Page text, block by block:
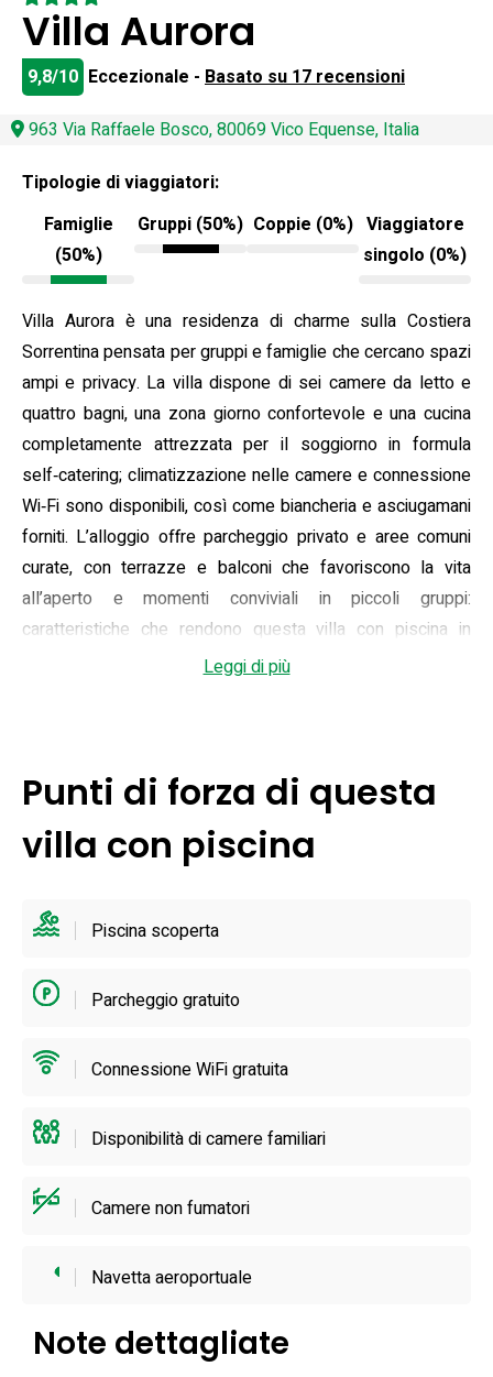
Villa Aurora
9,8/10 Eccezionale - Basato su 17 recensioni
963 Via Raffaele Bosco, 80069 Vico Equense, Italia
Tipologie di viaggiatori:
Famiglie
(50%)
Gruppi (50%) Coppie (0%) Viaggiatore
singolo (0%)
Villa Aurora è una residenza di charme sulla Costiera
Sorrentina pensata per gruppi e famiglie che cercano spazi
ampi e privacy. La villa dispone di sei camere da letto e
quattro bagni, una zona giorno confortevole e una cucina
completamente attrezzata per il soggiorno in formula
self‑catering; climatizzazione nelle camere e connessione
Wi‑Fi sono disponibili, così come biancheria e asciugamani
forniti. L’alloggio offre parcheggio privato e aree comuni
curate, con terrazze e balconi che favoriscono la vita
all’aperto e momenti conviviali in piccoli gruppi:
caratteristiche che rendono questa villa con piscina in
Campania adatta sia a vacanze rilassanti che a brevi
per rinfrescarsi dopo escursioni giornaliere; la piscina è
generalmente aperta nella stagione calda, da maggio a
ottobre, e l’area esterna include anche punto barbecue e
ospiti evidenziano la qualità della manutenzione degli
la permanenza; l’accoglienza è curata e sono disponibili
servizi su richiesta per facilitare l’arrivo e le escursioni.
Questa villa con piscina nella provincia di Napoli combina
privacy e servizi pratici per gruppi numerosi.
Leggi di più
Punti di forza di questa
villa con piscina
Piscina scoperta
Parcheggio gratuito
Connessione WiFi gratuita
Disponibilità di camere familiari
Camere non fumatori
Navetta aeroportuale
Note dettagliate